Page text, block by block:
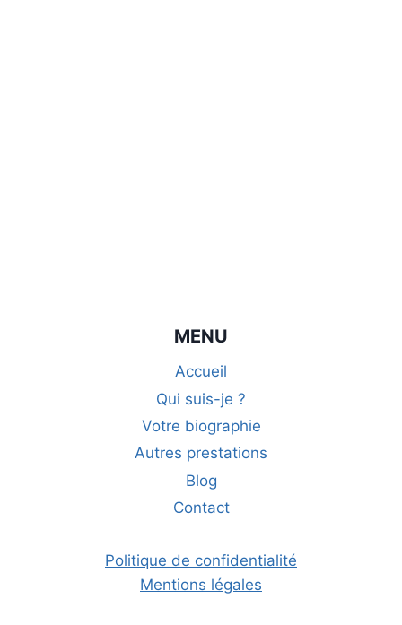
MENU
Accueil
Qui suis-je ?
Votre biographie
Autres prestations
Blog
Contact
Politique de confidentialité
Mentions légales